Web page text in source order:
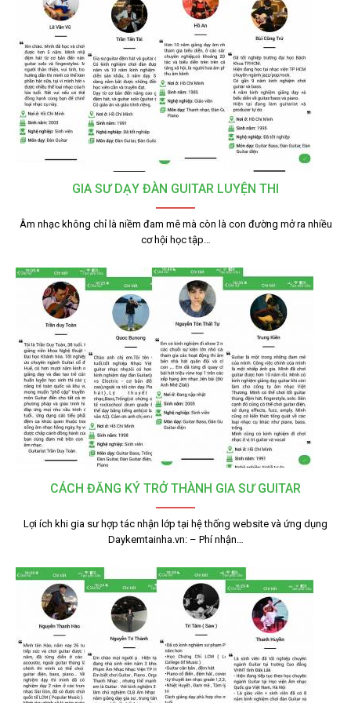
GIA SƯ DẠY ĐÀN GUITAR LUYỆN THI
Âm nhạc không chỉ là niềm đam mê mà còn là con đường mở ra nhiều
cơ hội học tập…
CÁCH ĐĂNG KÝ TRỞ THÀNH GIA SƯ GUITAR
Lợi ích khi gia sư hợp tác nhận lớp tại hệ thống website và ứng dụng
Daykemtainha.vn: – Phí nhận…